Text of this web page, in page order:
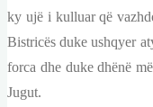
ky ujë i kulluar që
Bistricës duke ushqyer
forca dhe duke dhënë
Jugut.